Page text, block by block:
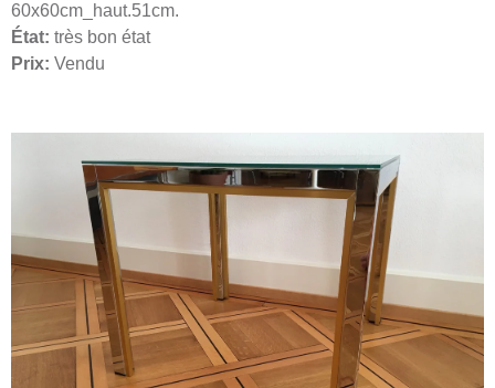
60x60cm_haut.51cm.
État: très bon état
Prix: Vendu